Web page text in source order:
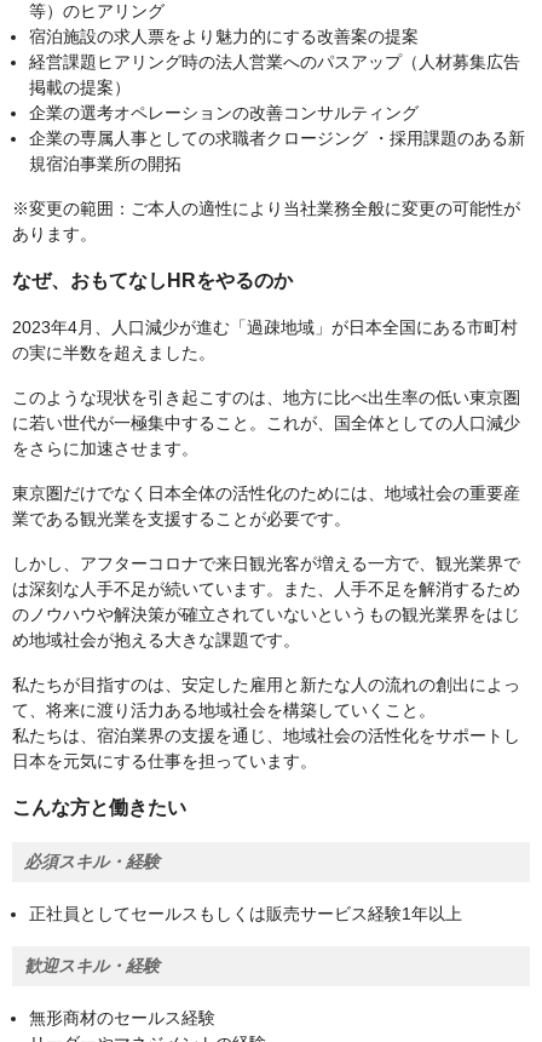
等）のヒアリング
宿泊施設の求人票をより魅力的にする改善案の提案
経営課題ヒアリング時の法人営業へのパスアップ（人材募集広告
掲載の提案）
企業の選考オペレーションの改善コンサルティング
企業の専属人事としての求職者クロージング ・採用課題のある新
規宿泊事業所の開拓
※変更の範囲：ご本人の適性により当社業務全般に変更の可能性が
あります。
なぜ、おもてなしHRをやるのか
2023年4月、人口減少が進む「過疎地域」が日本全国にある市町村
の実に半数を超えました。
このような現状を引き起こすのは、地方に比べ出生率の低い東京圏
に若い世代が一極集中すること。これが、国全体としての人口減少
をさらに加速させます。
東京圏だけでなく日本全体の活性化のためには、地域社会の重要産
業である観光業を支援することが必要です。
しかし、アフターコロナで来日観光客が増える一方で、観光業界で
は深刻な人手不足が続いています。また、人手不足を解消するため
のノウハウや解決策が確立されていないというもの観光業界をはじ
め地域社会が抱える大きな課題です。
私たちが目指すのは、安定した雇用と新たな人の流れの創出によっ
て、将来に渡り活力ある地域社会を構築していくこと。
私たちは、宿泊業界の支援を通じ、地域社会の活性化をサポートし
日本を元気にする仕事を担っています。
こんな方と働きたい
必須スキル・経験
正社員としてセールスもしくは販売サービス経験1年以上
歓迎スキル・経験
無形商材のセールス経験